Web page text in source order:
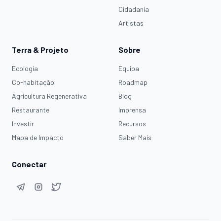
Cidadania
Artistas
Terra & Projeto
Ecologia
Co-habitação
Agricultura Regenerativa
Restaurante
Investir
Mapa de Impacto
Sobre
Equipa
Roadmap
Blog
Imprensa
Recursos
Saber Mais
Conectar